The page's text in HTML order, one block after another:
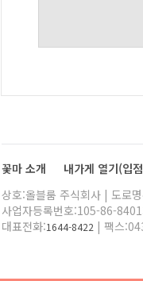
꽃마 소개 내가게 열기(입
상호:올블룸 주식회사 | 도로
사업자등록번호:105-86-
대표전화:1644-8422 | 팩스